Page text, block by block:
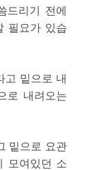
드리기 전에
필요가 있습
고 밑으로 내
로 내려오는
밑으로 요관
모여있던 소